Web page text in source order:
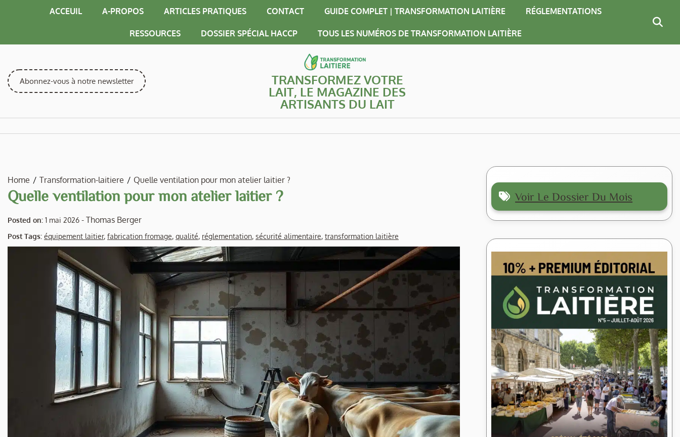
ACCEUIL A-PROPOS ARTICLES PRATIQUES CONTACT GUIDE COMPLET | TRANSFORMATION LAITIÈRE RÉGLEMENTATIONS
RESSOURCES DOSSIER SPÉCIAL HACCP TOUS LES NUMÉROS DE TRANSFORMATION LAITIÈRE
Abonnez-vous à notre newsletter TRANSFORMEZ VOTRE
LAIT, LE MAGAZINE DES
ARTISANTS DU LAIT
Home Transformation-laitiere Quelle ventilation pour mon atelier laitier ?
Quelle ventilation pour mon atelier laitier ?
Posted on: 1 mai 2026 - Thomas Berger
Post Tags: équipement laitier, fabrication fromage, qualité, réglementation, sécurité alimentaire, transformation laitière
Voir Le Dossier Du Mois